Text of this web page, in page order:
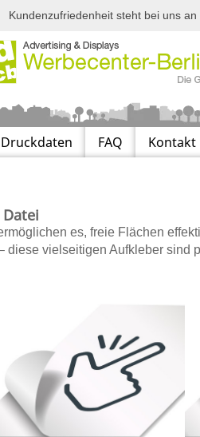
Kundenzufriedenheit steht bei uns an
Druckdaten FAQ Kontakt
es, freie Flächen
diese vielseitigen Aufkleber sind